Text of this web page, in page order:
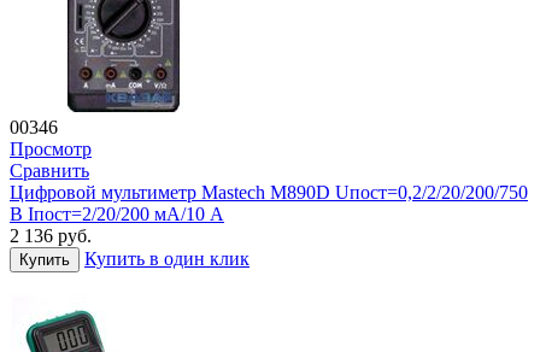
00346
Просмотр
Сравнить
Цифровой мультиметр Mastech M890D Uпост=0,2/2/20/200/750
В Iпост=2/20/200 мА/10 А
2 136 руб.
Купить Купить в один клик